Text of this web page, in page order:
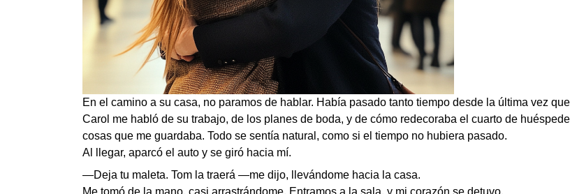
En el camino a su casa, no paramos de hablar. Había pasado tanto tiempo desde la última vez
Carol me habló de su trabajo, de los planes de boda, y de cómo redecoraba el cuarto de
cosas que me guardaba. Todo se sentía natural, como si el tiempo no hubiera pasado.
Al llegar, aparcó el auto y se giró hacia mí.
—Deja tu maleta. Tom la traerá —me dijo, llevándome hacia la casa.
Me tomó de la mano, casi arrastrándome. Entramos a la sala, y mi corazón se detuvo.